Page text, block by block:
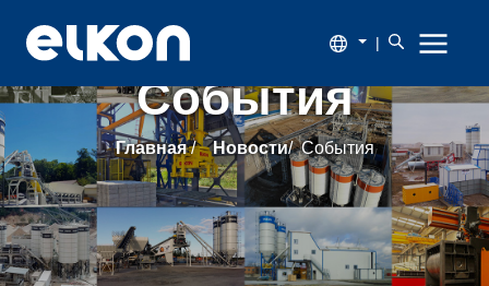
|
О
компании
Продукция
События
Главная/ Новости/ События